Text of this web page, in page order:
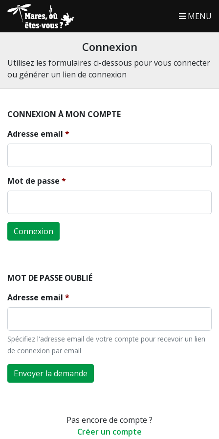
MENU
Connexion
Utilisez les formulaires ci-dessous pour vous connecter
ou générer un lien de connexion
CONNEXION À MON COMPTE
Adresse email
Mot de passe
Connexion
MOT DE PASSE OUBLIÉ
Adresse email
Spécifiez l'adresse email de votre compte pour recevoir un lien
de connexion par email
Envoyer la demande
Pas encore de compte ?
Créer un compte